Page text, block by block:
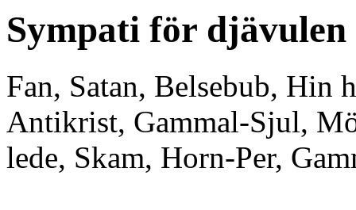
Sympati för djävulen
Fan, Satan, Belsebub, Hin
Antikrist, Gammal-Sjul,
lede, Skam, Horn-Per,